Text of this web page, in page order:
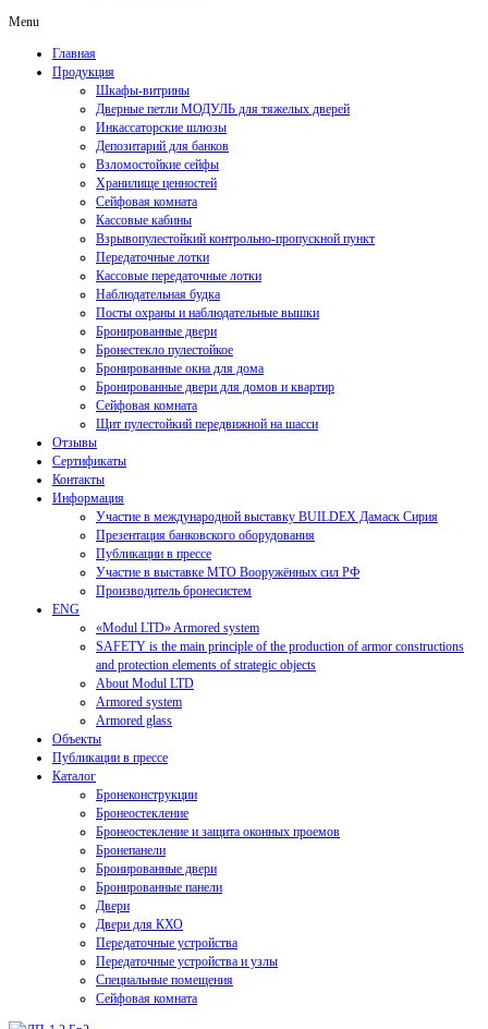
Menu
Главная
Продукция
Шкафы-витрины
Дверные петли МОДУЛЬ для тяжелых дверей
Инкассаторские шлюзы
Депозитарий для банков
Взломостойкие сейфы
Хранилище ценностей
Сейфовая комната
Кассовые кабины
Взрывопулестойкий контрольно-пропускной пункт
Передаточные лотки
Кассовые передаточные лотки
Наблюдательная будка
Посты охраны и наблюдательные вышки
Бронированные двери
Бронестекло пулестойкое
Бронированные окна для дома
Бронированные двери для домов и квартир
Сейфовая комната
Щит пулестойкий передвижной на шасси
Отзывы
Сертификаты
Контакты
Информация
Участие в международной выставку BUILDEX Дамаск Сирия
Презентация банковского оборудования
Публикации в прессе
Участие в выставке МТО Вооружённых сил РФ
Производитель бронесистем
ENG
«Modul LTD» Armored system
SAFETY is the main principle of the production of armor constructions
and protection elements of strategic objects
About Modul LTD
Armored system
Armored glass
Объекты
Публикации в прессе
Каталог
Бронеконструкции
Бронеостекление
Бронеостекление и защита оконных проемов
Бронепанели
Бронированные двери
Бронированные панели
Двери
Двери для КХО
Передаточные устройства
Передаточные устройства и узлы
Специальные помещения
Сейфовая комната